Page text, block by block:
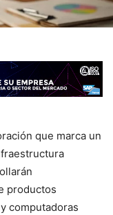
que marca un
productos
computadoras